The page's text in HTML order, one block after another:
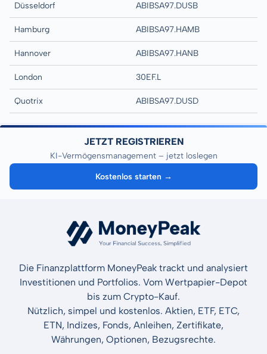
Düsseldorf ABIBSA97.DUSB
Hamburg ABIBSA97.HAMB
Hannover ABIBSA97.HANB
London 30EF.L
Quotrix ABIBSA97.DUSD
JETZT REGISTRIEREN
KI-Vermögensmanagement – jetzt loslegen
Kostenlos starten →
Die Finanzplattform MoneyPeak trackt und analysiert
Investitionen und Portfolios. Vom Wertpapier-Depot
bis zum Crypto-Kauf.
Nützlich, simpel und kostenlos. Aktien, ETF, ETC,
ETN, Indizes, Fonds, Anleihen, Zertifikate,
Währungen, Optionen, Bezugsrechte.